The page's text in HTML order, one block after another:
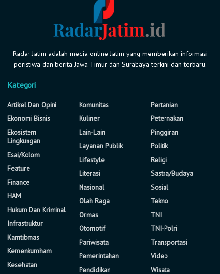
Radar Jatim adalah media online Jatim yang memberikan informasi
peristiwa dan berita Jawa Timur dan Surabaya terkini dan terbaru.
Kategori
Artikel Dan Opini
Ekonomi Bisnis
Ekosistem
Lingkungan
Esai/Kolom
Feature
Finance
HAM
Hukum Dan Kriminal
Infrastruktur
Kamtibmas
Kemenkumham
Kesehatan
Komunitas
Kuliner
Lain-Lain
Layanan Publik
Lifestyle
Literasi
Nasional
Olah Raga
Ormas
Otomotif
Pariwisata
Pemerintahan
Pendidikan
Pertanian
Peternakan
Pinggiran
Politik
Religi
Sastra/Budaya
Sosial
Tekno
TNI
TNI-Polri
Transportasi
Video
Wisata